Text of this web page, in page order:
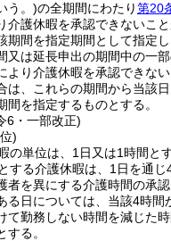
う。)の全期間にわたり第20
介護休暇を承認できないこ
期間を指定期間として指定
又は延長申出の期間中の一
より介護休暇を承認できな
は、これらの期間から当該
間を指定するものとする。
6・一部改正)
)
の単位は、1日又は1時間とす
する介護休暇は、1日を通じ
者を異にする介護時間の承
る日については、当該4時間
て勤務しない時間を減じた
する。